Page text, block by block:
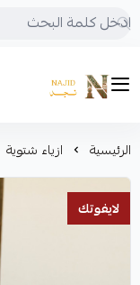
متجر نجد
الرئيسية ازياء شتوية
لايفوتك